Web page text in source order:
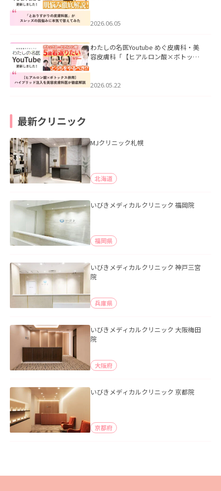
2026.06.05
わたしの名医Youtube めぐ皮膚科・美
容皮膚科「【ヒアルロン酸×ボトック
た。
2026.05.22
最新クリニック
MJクリニック札幌
北海道
いびきメディカルクリニック 福岡院
福岡県
いびきメディカルクリニック 神戸三宮
院
兵庫県
いびきメディカルクリニック 大阪梅田
院
大阪府
いびきメディカルクリニック 京都院
京都府